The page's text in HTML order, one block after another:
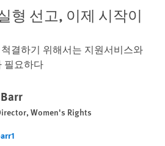
형 선고, 이제 시작이
결하기 위해서는 지원서비스와
필요하다
Women's Rights